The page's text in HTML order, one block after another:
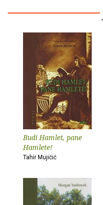
Budi Hamlet, pane
Hamlete!
Tahir Mujičić